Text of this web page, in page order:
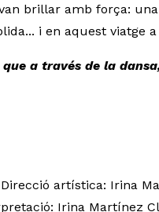
brillar amb força:
i en aquest viatge
a través de la
artística: Irina
Irina Martínez